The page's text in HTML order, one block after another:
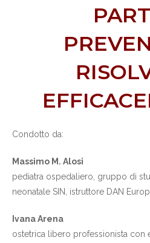
Condotto da:
Massimo M. Alosi
pediatra ospedaliero, gruppo di
neonatale SIN, istruttore DAN
Ivana Arena
ostetrica libero professionista con